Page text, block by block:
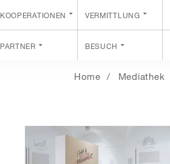
KOOPERATIONEN VERMITTLUNG
PARTNER BESUCH
Home Mediathek